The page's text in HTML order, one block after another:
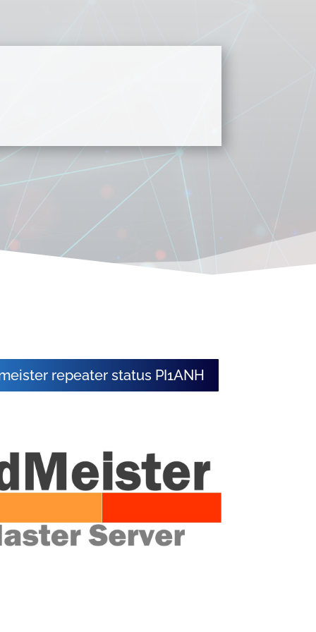
repeater status PI1ANH